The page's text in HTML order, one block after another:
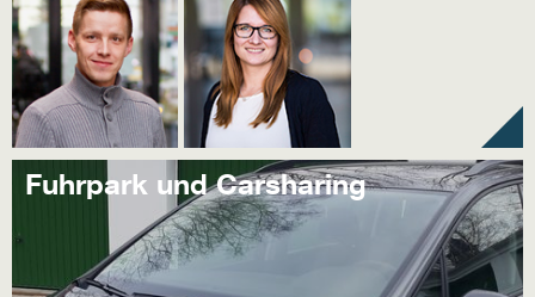
Fuhrpark und Carsharing